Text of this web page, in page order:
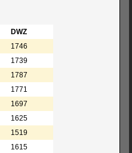
DWZ
1746
1739
1787
1771
1697
1625
1519
1615